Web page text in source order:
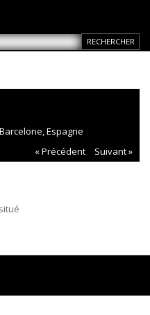
Espagne
« Précédent
Suivant »